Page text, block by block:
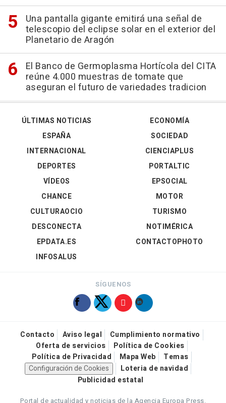
Una pantalla gigante emitirá una señal de
telescopio del eclipse solar en el exterior del
Planetario de Aragón
El Banco de Germoplasma Hortícola del CITA
reúne 4.000 muestras de tomate que
aseguran el futuro de variedades tradicion
ÚLTIMAS NOTICIAS
ESPAÑA
INTERNACIONAL
DEPORTES
VÍDEOS
ECONOMÍA
SOCIEDAD
CIENCIAPLUS
PORTALTIC
EPSOCIAL
CHANCE
CULTURAOCIO
DESCONECTA
EPDATA.ES
INFOSALUS
MOTOR
TURISMO
NOTIMÉRICA
CONTACTOPHOTO
SÍGUENOS
Contacto Aviso legal
Cumplimiento normativo
Oferta de servicios
Política de Cookies
Política de Privacidad
Mapa Web
Temas
Configuración de Cookies
Loteria de navidad
Publicidad estatal
Portal de actualidad y noticias de la Agencia Europa Press.